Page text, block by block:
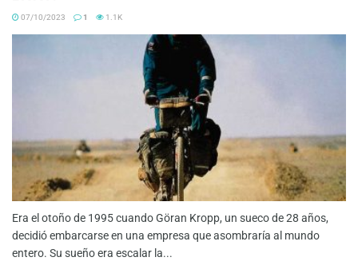
07/10/2023 1 1.1K
Era el otoño de 1995 cuando Göran Kropp, un sueco de 28 años,
decidió embarcarse en una empresa que asombraría al mundo
entero. Su sueño era escalar la...